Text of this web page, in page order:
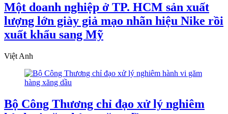
Một doanh nghiệp ở TP. HCM sản xuất
lượng lớn giày giả mạo nhãn hiệu Nike rồi
xuất khẩu sang Mỹ
Việt Anh
Bộ Công Thương chỉ đạo xử lý nghiêm